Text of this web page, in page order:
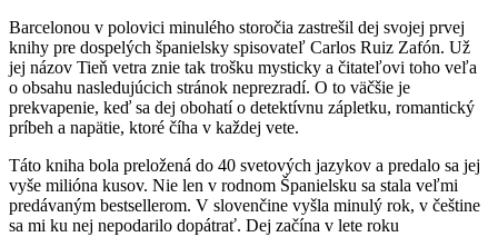
Barcelonou v polovici minulého storočia zastrešil dej svojej prvej
knihy pre dospelých španielsky spisovateľ Carlos Ruiz Zafón. Už
jej názov Tieň vetra znie tak trošku mysticky a čitateľovi toho veľa
o obsahu nasledujúcich stránok neprezradí. O to väčšie je
prekvapenie, keď sa dej obohatí o detektívnu zápletku, romantický
príbeh a napätie, ktoré číha v každej vete.
Táto kniha bola preložená do 40 svetových jazykov a predalo sa jej
vyše milióna kusov. Nie len v rodnom Španielsku sa stala veľmi
predávaným bestsellerom. V slovenčine vyšla minulý rok, v češtine
sa mi ku nej nepodarilo dopátrať. Dej začína v lete roku